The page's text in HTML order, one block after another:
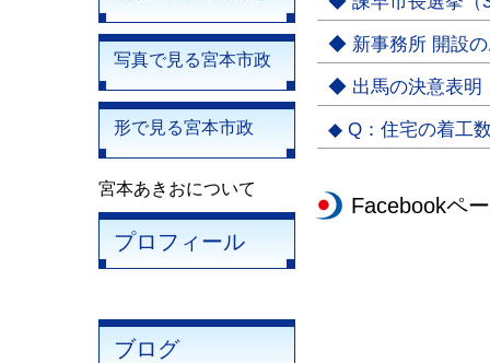
写真で見る宮本市政
形で見る宮本市政
宮本あきおについて
プロフィール
ブログ
◆ 新事務所 開設
◆ 出馬の決意表明
◆ Q：住宅の着工
Facebookペ